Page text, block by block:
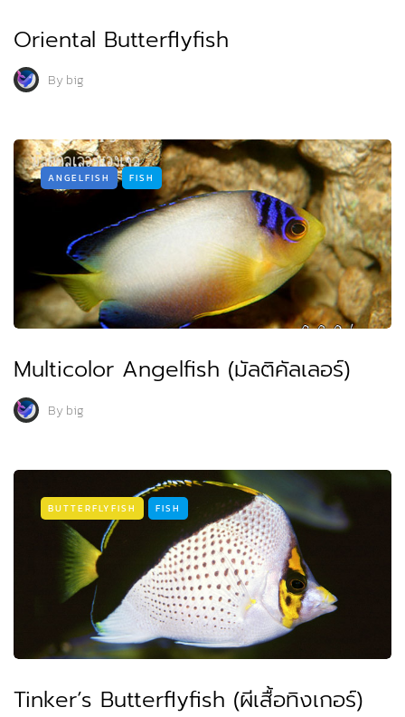
Oriental Butterflyfish
Bybig
ANGELFISH FISH
Multicolor Angelfish (มัลติคัลเลอร์)
Bybig
BUTTERFLYFISH FISH
Tinker’s Butterflyfish (ผีเสื้อทิงเกอร์)